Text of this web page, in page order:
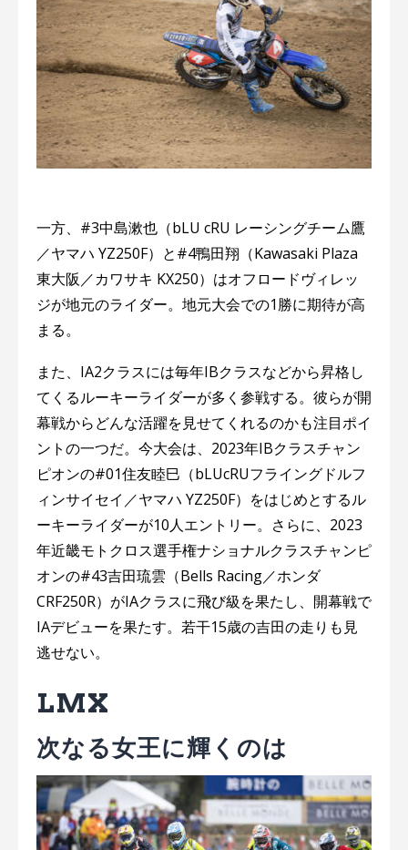
一方、#3中島漱也（bLU cRU レーシングチーム鷹
／ヤマハ YZ250F）と#4鴨田翔（Kawasaki Plaza
東⼤阪／カワサキ KX250）はオフロードヴィレッ
ジが地元のライダー。地元大会での1勝に期待が高
まる。
また、IA2クラスには毎年IBクラスなどから昇格し
てくるルーキーライダーが多く参戦する。彼らが開
幕戦からどんな活躍を見せてくれるのかも注目ポイ
ントの一つだ。今大会は、2023年IBクラスチャン
ピオンの#01住友睦⺒（bLUcRUフライングドルフ
ィンサイセイ／ヤマハ YZ250F）をはじめとするル
ーキーライダーが10人エントリー。さらに、2023
年近畿モトクロス選手権ナショナルクラスチャンピ
オンの#43吉⽥琉雲（Bells Racing／ホンダ
CRF250R）がIAクラスに飛び級を果たし、開幕戦で
IAデビューを果たす。若干15歳の吉田の走りも見
逃せない。
LMX
次なる女王に輝くのは